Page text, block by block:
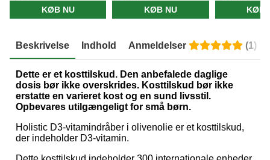
KØB NU KØB NU KØB
Beskrivelse Indhold Anmeldelser (1)
Dette er et kosttilskud. Den anbefalede daglige
dosis bør ikke overskrides. Kosttilskud bør ikke
erstatte en varieret kost og en sund livsstil.
Opbevares utilgængeligt for små børn.
Holistic D3-vitamindråber i olivenolie er et kosttilskud,
der indeholder D3-vitamin.